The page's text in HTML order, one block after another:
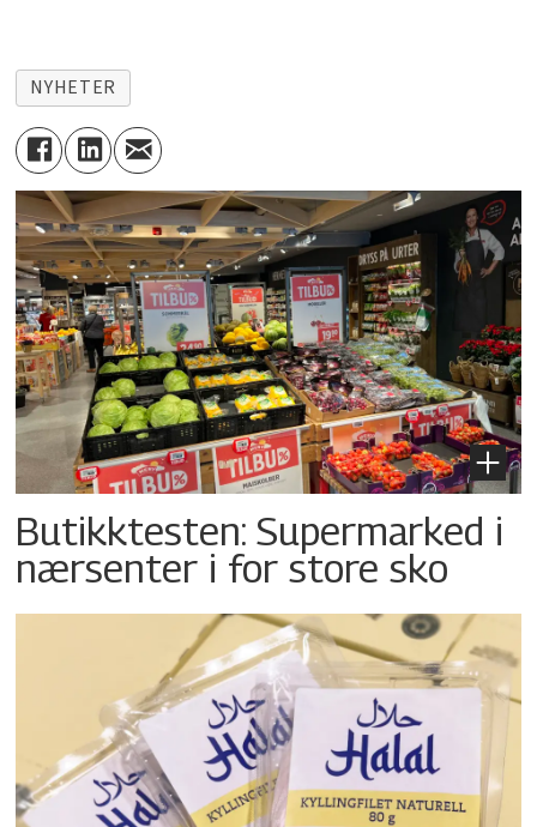
NYHETER
Butikktesten: Supermarked i
nærsenter i for store sko